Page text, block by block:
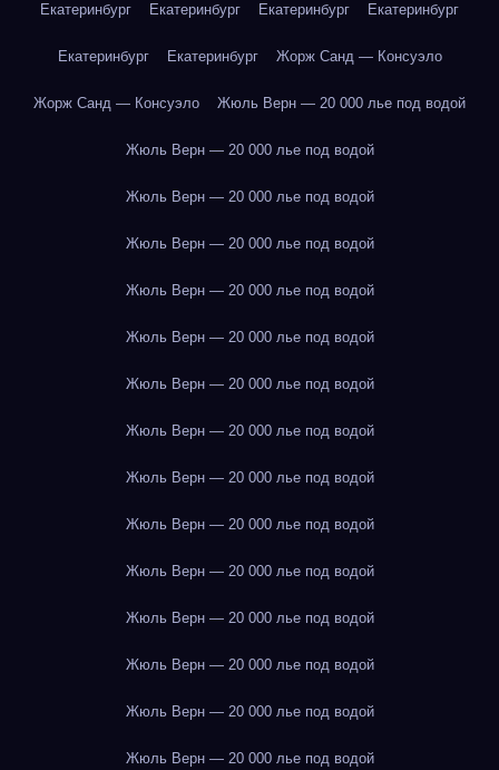
Екатеринбург Екатеринбург Екатеринбург Екатеринбург
Екатеринбург Екатеринбург Жорж Санд — Консуэло
Жорж Санд — Консуэло Жюль Верн — 20 000 лье под водой
Жюль Верн — 20 000 лье под водой
Жюль Верн — 20 000 лье под водой
Жюль Верн — 20 000 лье под водой
Жюль Верн — 20 000 лье под водой
Жюль Верн — 20 000 лье под водой
Жюль Верн — 20 000 лье под водой
Жюль Верн — 20 000 лье под водой
Жюль Верн — 20 000 лье под водой
Жюль Верн — 20 000 лье под водой
Жюль Верн — 20 000 лье под водой
Жюль Верн — 20 000 лье под водой
Жюль Верн — 20 000 лье под водой
Жюль Верн — 20 000 лье под водой
Жюль Верн — 20 000 лье под водой